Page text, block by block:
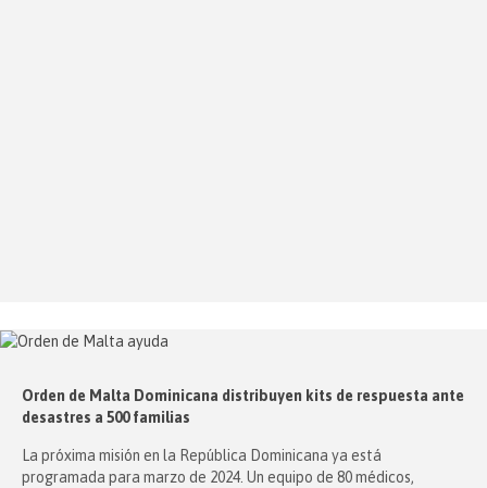
Orden de Malta Dominicana distribuyen kits de respuesta ante
desastres a 500 familias
La próxima misión en la República Dominicana ya está
programada para marzo de 2024. Un equipo de 80 médicos,